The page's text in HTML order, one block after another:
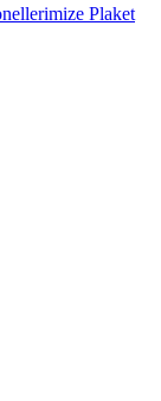
Plaket